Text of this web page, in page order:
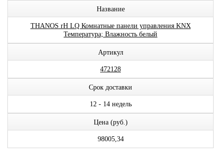
Название
THANOS rH LQ Комнатные панели управления KNX
Температура; Влажность белый
Артикул
472128
Срок доставки
12 - 14 недель
Цена (руб.)
98005,34